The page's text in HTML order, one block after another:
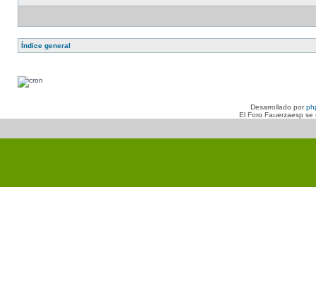
Índice general
Desarrollado por
El Foro Fauerzaesp